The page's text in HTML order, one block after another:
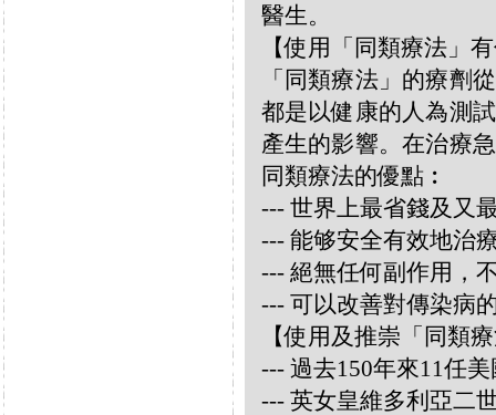
醫生。
【使用「同類療法」
「同類療法」的療劑
都是以健康的人為測
產生的影響。在治療
同類療法的優點︰
--- 世界上最省錢及又
--- 能够安全有效地治
--- 絕無任何副作用，
--- 可以改善對傳染病
【使用及推崇「同類
--- 過去150年來11任
--- 英女皇維多利亞二